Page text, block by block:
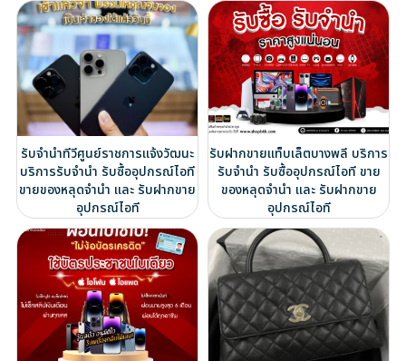
รับจำนำทีวีศูนย์ราชการแจ้งวัฒนะ
บริการรับจำนำ รับซื้ออุปกรณ์ไอที
ขายของหลุดจำนำ และ รับฝากขาย
อุปกรณ์ไอที
รับฝากขายแท็บเล็ตบางพลี บริการ
รับจำนำ รับซื้ออุปกรณ์ไอที ขาย
ของหลุดจำนำ และ รับฝากขาย
อุปกรณ์ไอที